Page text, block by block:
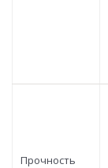
Прочность